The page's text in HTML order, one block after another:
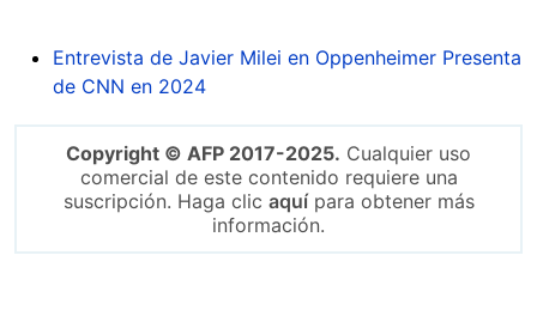
Entrevista de Javier Milei en Oppenheimer Presenta
de CNN en 2024
Copyright © AFP 2017-2025. Cualquier uso
comercial de este contenido requiere una
suscripción. Haga clic aquípara obtener más
información.